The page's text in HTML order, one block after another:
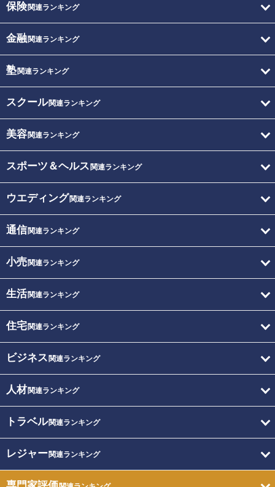
保険関連ランキング
金融関連ランキング
塾関連ランキング
スクール関連ランキング
美容関連ランキング
スポーツ＆ヘルス 関連ランキング
ウエディング関連ランキング
通信関連ランキング
小売関連ランキング
生活関連ランキング
住宅関連ランキング
ビジネス 関連ランキング
人材関連ランキング
トラベル関連ランキング
レジャー関連ランキング